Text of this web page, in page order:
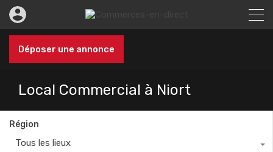
Déposer une annonce
Local Commercial à Niort
Région
Tous les lieux